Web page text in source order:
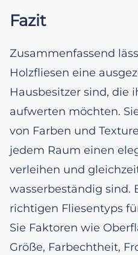
Fazit
Zusammenfassend
Holzfliesen eine
Hausbesitzer sind, die
aufwerten möchten.
von Farben und
jedem Raum einen
verleihen und
wasserbeständig sind.
richtigen Fliesentyps
Sie Faktoren wie
Größe, Farbechtheit,